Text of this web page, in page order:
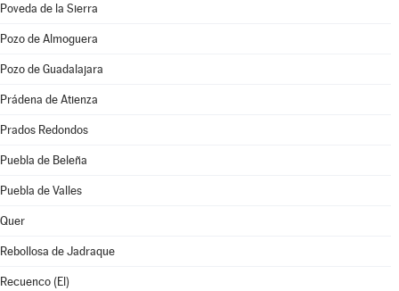
Poveda de la Sierra
Pozo de Almoguera
Pozo de Guadalajara
Prádena de Atienza
Prados Redondos
Puebla de Beleña
Puebla de Valles
Quer
Rebollosa de Jadraque
Recuenco (El)